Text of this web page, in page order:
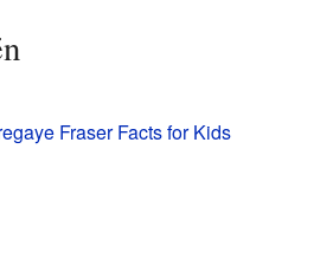
Fraser Facts for Kids